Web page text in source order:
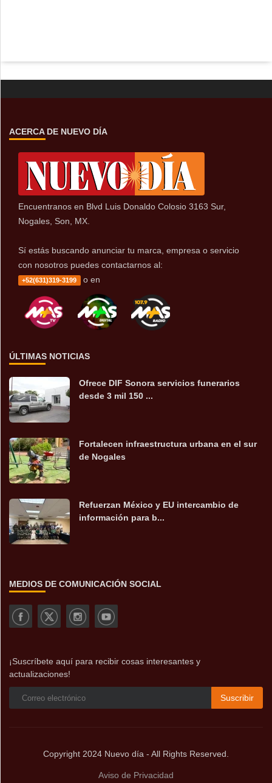
ACERCA DE NUEVO DÍA
Encuentranos en Blvd Luis Donaldo Colosio 3163 Sur,
Nogales, Son, MX.
Sí estás buscando anunciar tu marca, empresa o servicio
con nosotros puedes contactarnos al:
+52(631)319-3199 o en
ÚLTIMAS NOTICIAS
Ofrece DIF Sonora servicios funerarios
desde 3 mil 150 ...
Fortalecen infraestructura urbana en el sur
de Nogales
Refuerzan México y EU intercambio de
información para b...
MEDIOS DE COMUNICACIÓN SOCIAL
¡Suscríbete aquí para recibir cosas interesantes y
actualizaciones!
Suscribir
Copyright 2024 Nuevo día - All Rights Reserved.
Aviso de Privacidad